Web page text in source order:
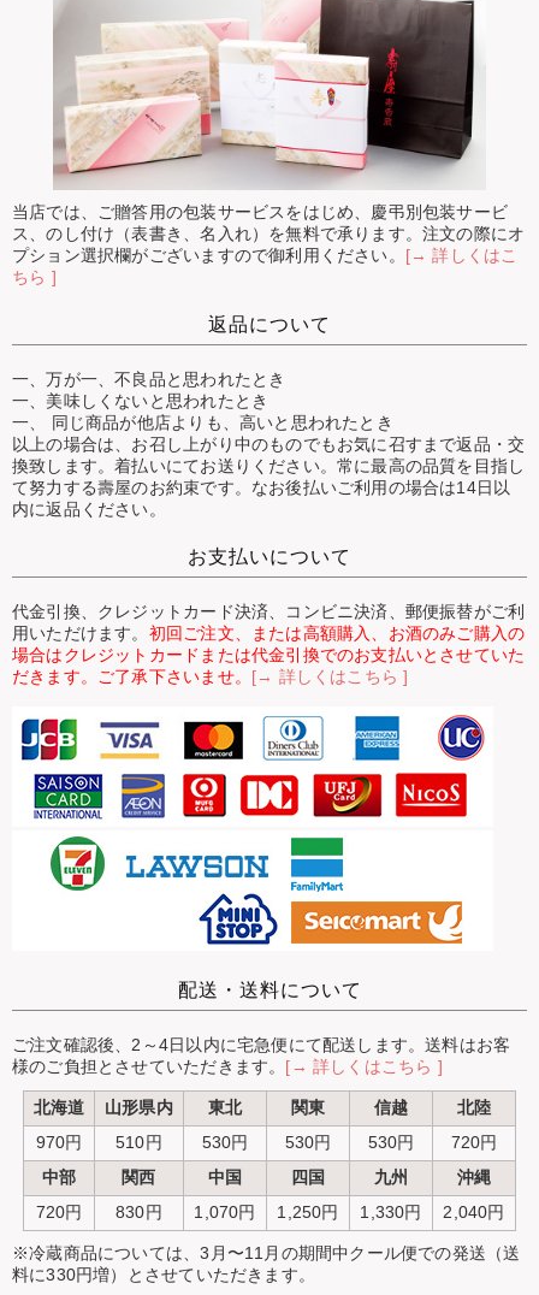
当店では、ご贈答用の包装サービスをはじめ、慶弔別包装サービ
ス、のし付け（表書き、名入れ）を無料で承ります。注文の際にオ
プション選択欄がございますので御利用ください。 [→ 詳しくはこ
ちら ]
返品について
一、万が一、不良品と思われたとき
一、美味しくないと思われたとき
一、 同じ商品が他店よりも、高いと思われたとき
以上の場合は、お召し上がり中のものでもお気に召すまで返品・交
換致します。着払いにてお送りください。常に最高の品質を目指し
て努力する壽屋のお約束です。なお後払いご利用の場合は14日以
内に返品ください。
お支払いについて
代金引換、クレジットカード決済、コンビニ決済、郵便振替がご利
用いただけます。 初回ご注文、または高額購入、お酒のみご購入の
場合はクレジットカードまたは代金引換でのお支払いとさせていた
だきます。ご了承下さいませ。 [→ 詳しくはこちら ]
配送・送料について
ご注文確認後、2～4日以内に宅急便にて配送します。送料はお客
様のご負担とさせていただきます。 [→ 詳しくはこちら ]
北海道 山形県内 東北 関東 信越
北陸
970円
510円 530円 530円 530円
720円
中部
関西 中国 四国 九州
沖縄
720円
830円 1,070円 1,250円 1,330円 2,040円
※冷蔵商品については、3月〜11月の期間中クール便での発送（送
料に330円増）とさせていただきます。